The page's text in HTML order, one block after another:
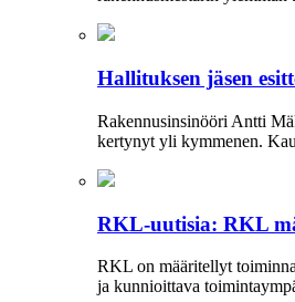
Hallituksen jäsen
Rakennusinsinööri Antti
kertynyt yli kymmenen.
RKL-uutisia: RKL
RKL on määritellyt
ja kun­nioittava